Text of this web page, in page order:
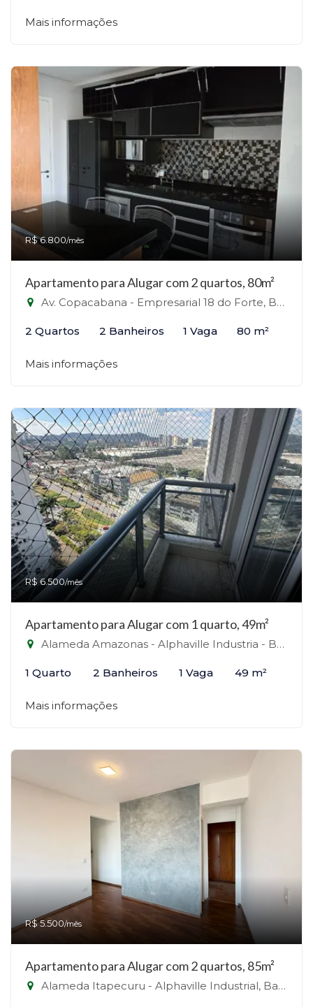
Mais informações
R$ 6.800/mês
Apartamento para Alugar com 2 quartos, 80m²
Av. Copacabana - Empresarial 18 do Forte, Barueri - SP - Alphaville, Barueri-SP
2 Quartos 2 Banheiros 1 Vaga 80 m²
Mais informações
R$ 6.500/mês
Apartamento para Alugar com 1 quarto, 49m²
Alameda Amazonas - Alphaville Industria - Barueri - Alphaville, Barueri-SP
1 Quarto 2 Banheiros 1 Vaga 49 m²
Mais informações
R$ 5.500/mês
Apartamento para Alugar com 2 quartos, 85m²
Alameda Itapecuru - Alphaville Industrial, Barueri-SP